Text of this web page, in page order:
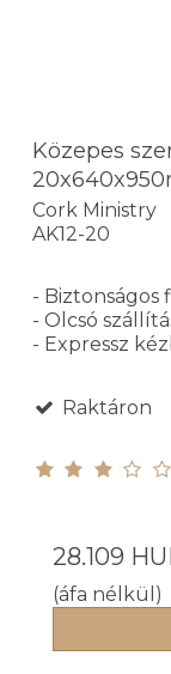
Közepes
Cork Ministry
AK12-20
- Biztonságos
- Olcsó
- Expressz
Raktáron
28.109
(áfa nélkül)